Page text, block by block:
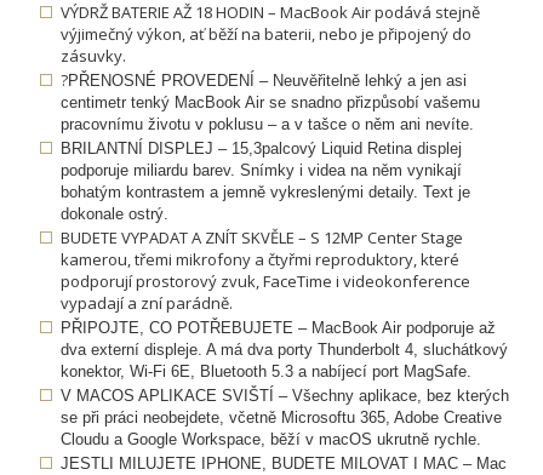
VÝDRŽ BATERIE AŽ 18 HODIN – MacBook Air podává stejně
výjimečný výkon, ať běží na baterii, nebo je připojený do
zásuvky.
?PŘENOSNÉ PROVEDENÍ – Neuvěřitelně lehký a jen asi
centimetr tenký MacBook Air se snadno přizpůsobí vašemu
pracovnímu životu v poklusu – a v tašce o něm ani nevíte.
BRILANTNÍ DISPLEJ – 15,3palcový Liquid Retina displej
podporuje miliardu barev. Snímky i videa na něm vynikají
bohatým kontrastem a jemně vykreslenými detaily. Text je
dokonale ostrý.
BUDETE VYPADAT A ZNÍT SKVĚLE – S 12MP Center Stage
kamerou, třemi mikrofony a čtyřmi reproduktory, které
podporují prostorový zvuk, FaceTime i videokonference
vypadají a zní parádně.
PŘIPOJTE, CO POTŘEBUJETE – MacBook Air podporuje až
dva externí displeje. A má dva porty Thunderbolt 4, sluchátkový
konektor, Wi-Fi 6E, Bluetooth 5.3 a nabíjecí port MagSafe.
V MACOS APLIKACE SVIŠTÍ – Všechny aplikace, bez kterých
se při práci neobejdete, včetně Microsoftu 365, Adobe Creative
Cloudu a Google Workspace, běží v macOS ukrutně rychle.
JESTLI MILUJETE IPHONE, BUDETE MILOVAT I MAC – Mac